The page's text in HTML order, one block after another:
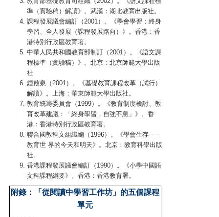
準（實驗稿）解讀》。武漢：湖北教育出版社。
課程發展議會編訂（2001）。《學會學習：終身
學習、全人發展（課程發展路向）》。香港：香
港特別行政區教育署。
中華人民共和國教育部制訂（2001）。《語文課
程標準（實驗稿）》。北京：北京師範大學出版
社
鍾啟泉（2001）。《基礎教育課程改革（試行）
解讀》。上海：華東師範大學出版社。
教育統籌委員會（1999）。《教育制度檢討、教
育改革建議：「終身學習，自強不息」》。香
港：香港特別行政區教育署。
聯合國教科文組織編（1996）。《學會生存 ──
教育世 界的今天和明天》。北京：教育科學出版
社。
香港課程發展議會編訂（1990）。《小學中國語
文科課程綱要》。香港：香港教育署。
附錄：「從閱讀中學習工作坊」的五個課程
單元